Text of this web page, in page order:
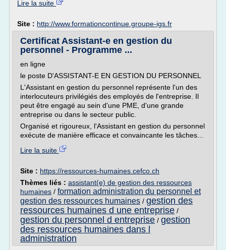
Lire la suite
Site : http://www.formationcontinue.groupe-igs.fr
Certificat Assistant-e en gestion du
personnel - Programme ...
en ligne
le poste D'ASSISTANT-E EN GESTION DU PERSONNEL
L'Assistant en gestion du personnel représente l'un des
interlo­cuteurs privilégiés des employés de l'entreprise. Il
peut être engagé au sein d'une PME, d'une grande
entreprise ou dans le secteur public.
Organisé et rigoureux, l'Assistant en gestion du personnel
exé­cute de manière efficace et convaincante les tâches...
Lire la suite
Site : https://ressources-humaines.cefco.ch
Thèmes liés : assistant(e) de gestion des ressources
humaines / formation administration du personnel et
gestion des ressources humaines / gestion des
ressources humaines d une entreprise /
gestion du personnel d entreprise / gestion
des ressources humaines dans l
administration